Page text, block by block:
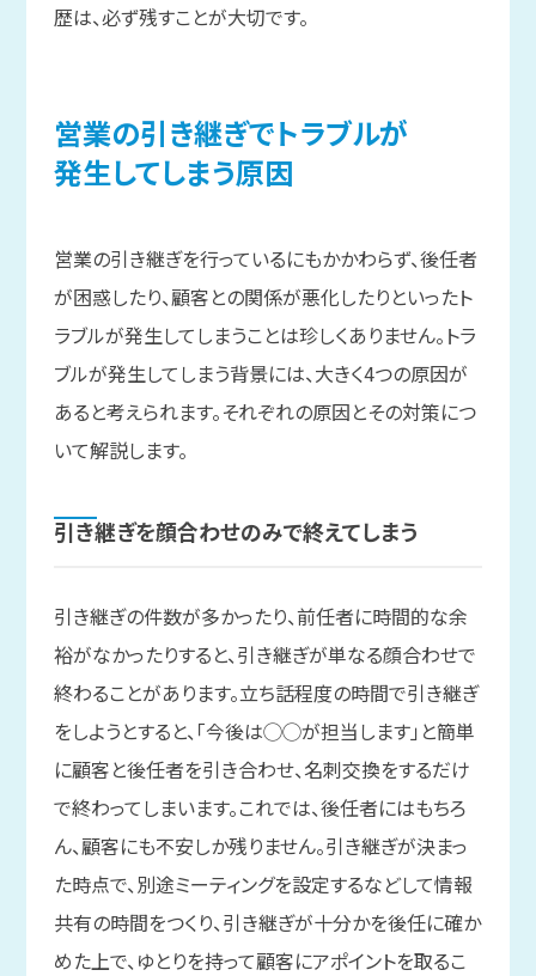
歴は、必ず残すことが大切です。
営業の引き継ぎでトラブルが
発生してしまう原因
営業の引き継ぎを行っているにもかかわらず、後任者
が困惑したり、顧客との関係が悪化したりといったト
ラブルが発生してしまうことは珍しくありません。トラ
ブルが発生してしまう背景には、大きく4つの原因が
あると考えられます。それぞれの原因とその対策につ
いて解説します。
引き継ぎを顔合わせのみで終えてしまう
引き継ぎの件数が多かったり、前任者に時間的な余
裕がなかったりすると、引き継ぎが単なる顔合わせで
終わることがあります。立ち話程度の時間で引き継ぎ
をしようとすると、「今後は◯◯が担当します」と簡単
に顧客と後任者を引き合わせ、名刺交換をするだけ
で終わってしまいます。これでは、後任者にはもちろ
ん、顧客にも不安しか残りません。引き継ぎが決まっ
た時点で、別途ミーティングを設定するなどして情報
共有の時間をつくり、引き継ぎが十分かを後任に確か
めた上で、ゆとりを持って顧客にアポイントを取るこ